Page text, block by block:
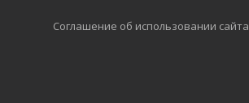
Соглашение об использовании сайта